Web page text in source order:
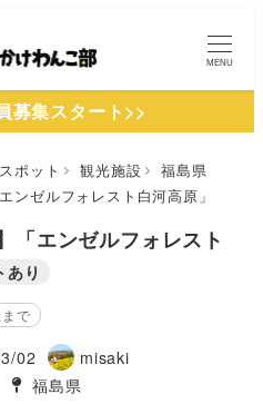
MENU
募集スタート>>
ポット 観光施設
福島県
ンゼルフォレスト白河高原」
「エンゼルフォレスト
あり
で
02
著
者
misaki
タグ
福島県